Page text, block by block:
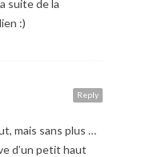
suite de la
:)
Reply
mais sans plus …
d’un petit haut